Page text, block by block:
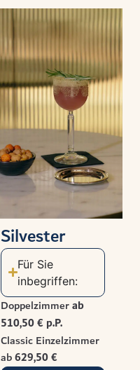
Silvester
Für Sie
inbegriffen:
Doppelzimmerab
510,50€ p.P.
Classic Einzelzimmer
ab629,50 €